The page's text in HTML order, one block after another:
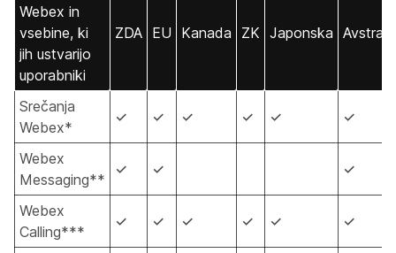
Webex in
vsebine, ki
jih ustvarijo
uporabniki
ZDA EU Kanada ZK Japonska
Srečanja
Webex*
✓ ✓ ✓ ✓ ✓ ✓
Webex
Messaging**
✓ ✓ ✓
Webex
Calling***
✓ ✓ ✓ ✓ ✓ ✓